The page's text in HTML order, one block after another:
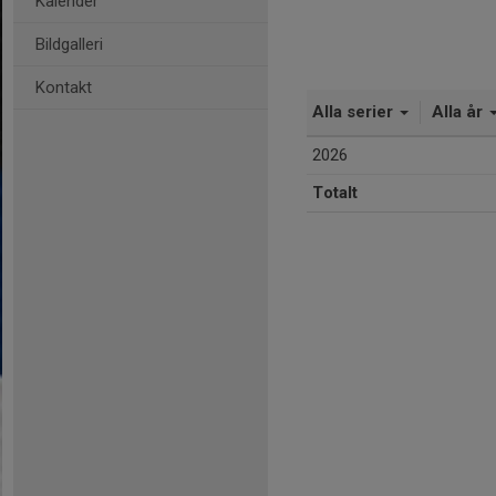
Bildgalleri
Kontakt
Alla serier Alla år
2026
Totalt